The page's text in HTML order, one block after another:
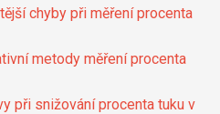
chyby při měření procenta
metody měření procenta
při snižování procenta tuku v